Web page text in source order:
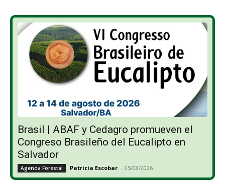
Brasil | ABAF y Cedagro promueven el
Congreso Brasileño del Eucalipto en
Salvador
Agenda Forestal Patricia Escobar - 05/08/2026